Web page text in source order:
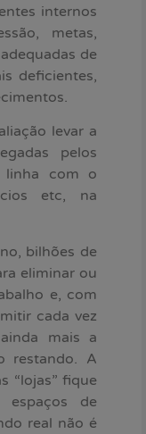
internos
metas,
de
deficientes,
levar a
pelos
linha com o
etc, na
bilhões de
eliminar ou
e, com
cada vez
mais a
restando. A
“lojas” fique
de
real não é